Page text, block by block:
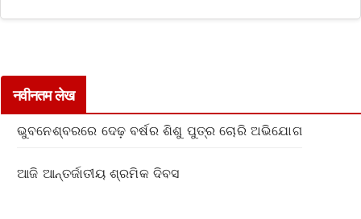
नवीनतम लेख
ଭୁବନେଶ୍ବରରେ ଦେଢ଼ ବର୍ଷର ଶିଶୁ ପୁତ୍ର ଚୋରି ଅଭିଯୋଗ
ଆଜି ଆନ୍ତର୍ଜାତୀୟ ଶ୍ରମିକ ଦିବସ